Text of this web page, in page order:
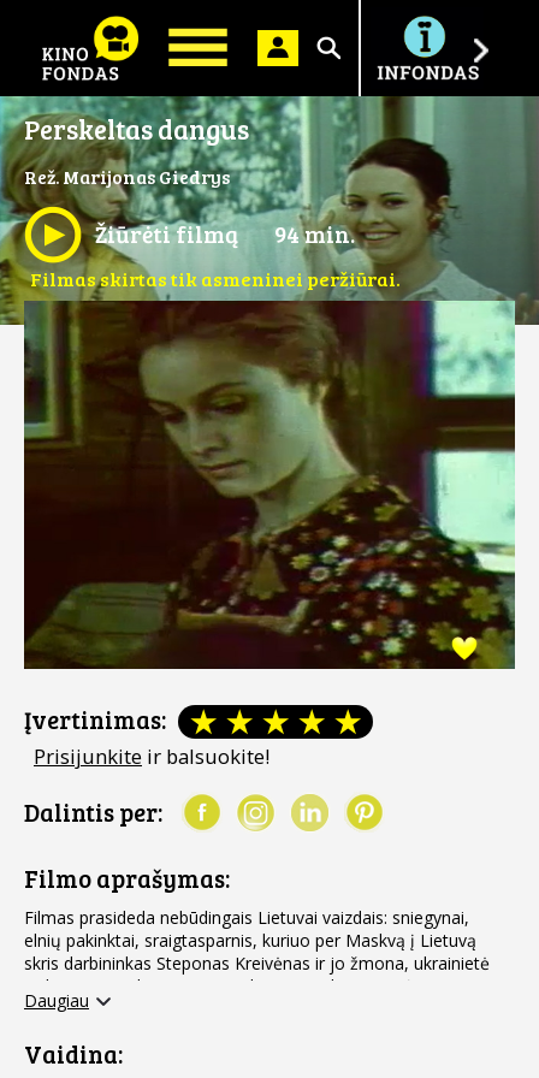
Ieškoti
Perskeltas dangus
Rež. Marijonas Giedrys
Žiūrėti filmą 94 min.
Filmas skirtas tik asmeninei peržiūrai.
Įvertinimas:
Prisijunkite ir balsuokite!
Dalintis per:
Filmo aprašymas:
Filmas prasideda nebūdingais Lietuvai vaizdais: sniegynai,
elnių pakinktai, sraigtasparnis, kuriuo per Maskvą į Lietuvą
skris darbininkas Steponas Kreivėnas ir jo žmona, ukrainietė
Polina su sūneliu Marium. Nelengvai radęs gimtąjį
vienkiemį, herojus susitinka su pasenusiais tėvais, broliu
seserim Šarūne, kuri Vilniuje – pradedanti žurnalistė.
Daugiau
Vaidina: